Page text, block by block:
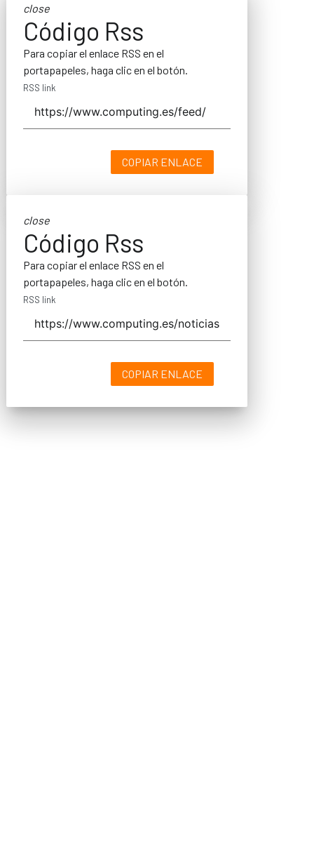
close
Código Rss
Para copiar el enlace RSS en el
portapapeles, haga clic en el botón.
RSS link
COPIAR ENLACE
close
Código Rss
Para copiar el enlace RSS en el
portapapeles, haga clic en el botón.
RSS link
COPIAR ENLACE